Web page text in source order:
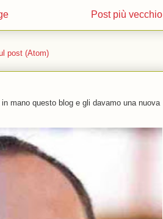
Post più vecchio
post (Atom)
mano questo blog e gli davamo una nuova